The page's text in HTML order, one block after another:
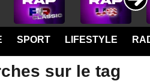
SPORT LIFESTYLE
sur le tag